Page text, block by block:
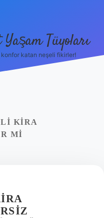
Tüyoları
konfor katan neşeli fikirler!
KIRA
MI